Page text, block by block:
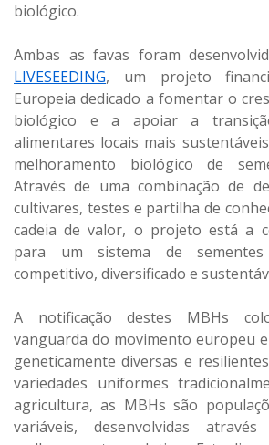
biológico.
Ambas as favas foram
LIVESEEDING, um projeto
Europeia dedicado a fomentar o
biológico e a apoiar a
alimentares locais mais
melhoramento biológico de
Através de uma combinação de
cultivares, testes e partilha de
cadeia de valor, o projeto está a
para um sistema de sementes
competitivo, diversificado e
A notificação destes MBHs
vanguarda do movimento europeu
geneticamente diversas e
variedades uniformes
agricultura, as MBHs são
variáveis, desenvolvidas